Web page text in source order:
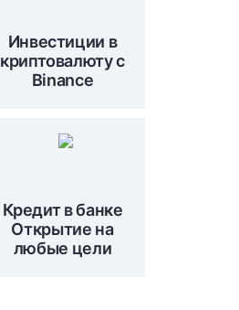
Инвестиции в
криптовалюту с
Binance
Кредит в банке
Открытие на
любые цели